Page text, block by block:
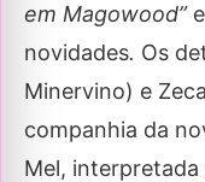
em Magowood”
novidades. Os
Minervino) e
companhia da
Mel, interpretada